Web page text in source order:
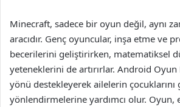
Minecraft, sadece bir oyun değil, aynı
aracıdır. Genç oyuncular, inşa etme ve
becerilerini geliştirirken, matematiksel
yeteneklerini de artırırlar. Android
yönü destekleyerek ailelerin
yönlendirmelerine yardımcı olur. Oyun,